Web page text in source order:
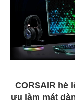
CORSAIR hé
ưu làm mát